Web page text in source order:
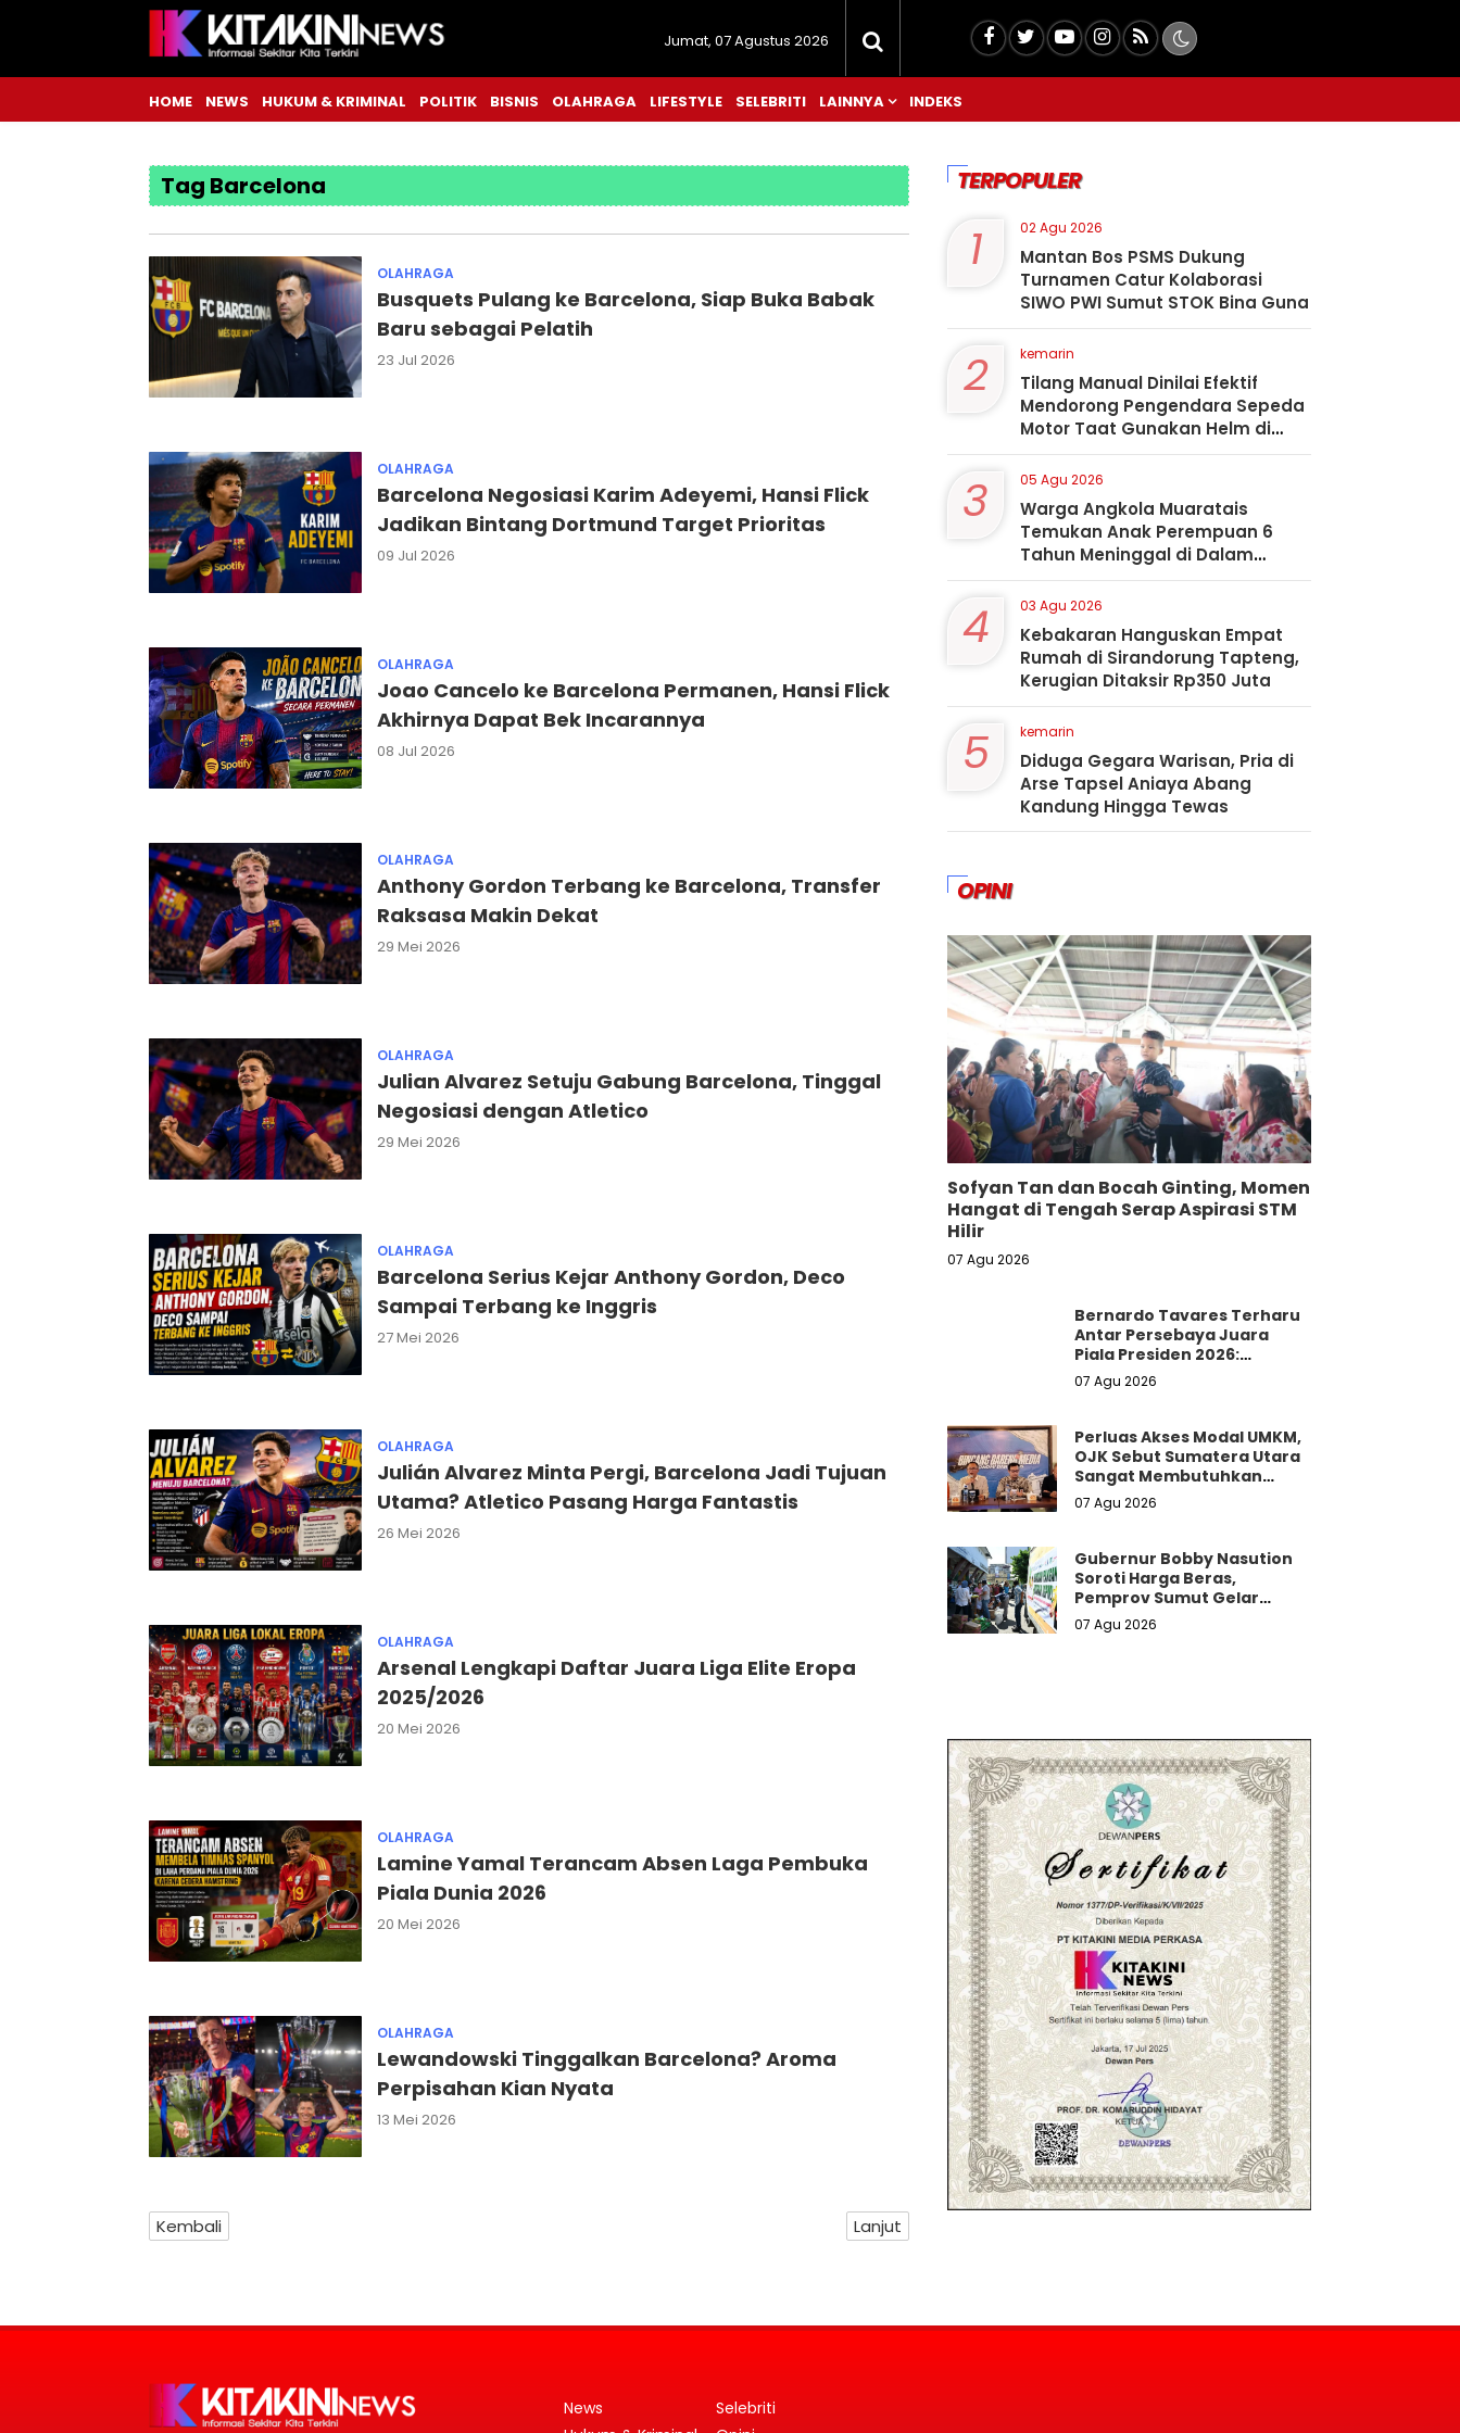
Jumat, 07 Agustus 2026
HOME NEWS HUKUM & KRIMINAL POLITIK BISNIS OLAHRAGA LIFESTYLE SELEBRITI LAINNYA INDEKS
Tag Barcelona
OLAHRAGA
Busquets Pulang ke Barcelona, Siap Buka Babak
Baru sebagai Pelatih
23 Jul 2026
OLAHRAGA
Barcelona Negosiasi Karim Adeyemi, Hansi Flick
Jadikan Bintang Dortmund Target Prioritas
09 Jul 2026
OLAHRAGA
Joao Cancelo ke Barcelona Permanen, Hansi Flick
Akhirnya Dapat Bek Incarannya
08 Jul 2026
OLAHRAGA
Anthony Gordon Terbang ke Barcelona, Transfer
Raksasa Makin Dekat
29 Mei 2026
OLAHRAGA
Julian Alvarez Setuju Gabung Barcelona, Tinggal
Negosiasi dengan Atletico
29 Mei 2026
OLAHRAGA
Barcelona Serius Kejar Anthony Gordon, Deco
Sampai Terbang ke Inggris
27 Mei 2026
OLAHRAGA
Julián Alvarez Minta Pergi, Barcelona Jadi Tujuan
Utama? Atletico Pasang Harga Fantastis
26 Mei 2026
OLAHRAGA
Arsenal Lengkapi Daftar Juara Liga Elite Eropa
2025/2026
20 Mei 2026
OLAHRAGA
Lamine Yamal Terancam Absen Laga Pembuka
Piala Dunia 2026
20 Mei 2026
OLAHRAGA
Lewandowski Tinggalkan Barcelona? Aroma
Perpisahan Kian Nyata
13 Mei 2026
Kembali Lanjut
TERPOPULER
1 02 Agu 2026
Mantan Bos PSMS Dukung
Turnamen Catur Kolaborasi
SIWO PWI Sumut STOK Bina Guna
2 kemarin
Tilang Manual Dinilai Efektif
Mendorong Pengendara Sepeda
Motor Taat Gunakan Helm di
Kota Padangsidimpuan
3 05 Agu 2026
Warga Angkola Muaratais
Temukan Anak Perempuan 6
Tahun Meninggal di Dalam
Sumur
4 03 Agu 2026
Kebakaran Hanguskan Empat
Rumah di Sirandorung Tapteng,
Kerugian Ditaksir Rp350 Juta
5 kemarin
Diduga Gegara Warisan, Pria di
Arse Tapsel Aniaya Abang
Kandung Hingga Tewas
OPINI
Sofyan Tan dan Bocah Ginting, Momen
Hangat di Tengah Serap Aspirasi STM
Hilir
07 Agu 2026
Bernardo Tavares Terharu
Antar Persebaya Juara
Piala Presiden 2026:
Penantian 22 Tahun
07 Agu 2026
Perluas Akses Modal UMKM,
OJK Sebut Sumatera Utara
Sangat Membutuhkan
Jamkrida
07 Agu 2026
Gubernur Bobby Nasution
Soroti Harga Beras,
Pemprov Sumut Gelar
Pangan Murah
07 Agu 2026
News
Selebriti